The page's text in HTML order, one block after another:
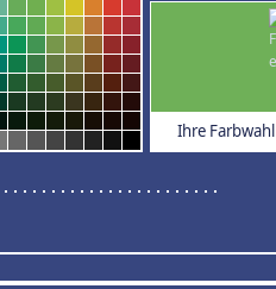
Ihre Farbwahl